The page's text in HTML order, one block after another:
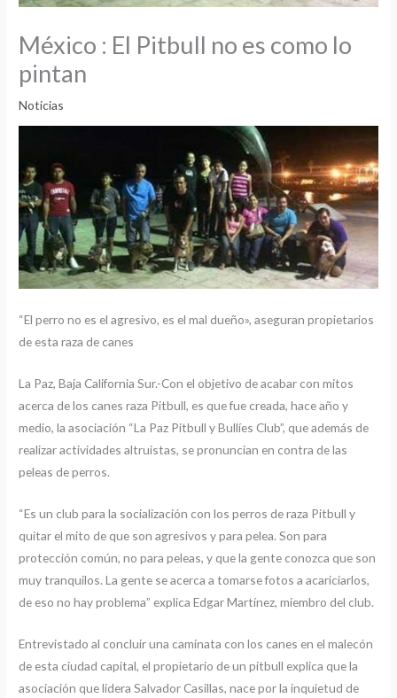
México : El Pitbull no es como lo
pintan
Noticias
“El perro no es el agresivo, es el mal dueño», aseguran propietarios
de esta raza de canes
La Paz, Baja California Sur.-Con el objetivo de acabar con mitos
acerca de los canes raza Pitbull, es que fue creada, hace año y
medio, la asociación “La Paz Pitbull y Bullíes Club”, que además de
realizar actividades altruistas, se pronuncian en contra de las
peleas de perros.
“Es un club para la socialización con los perros de raza Pitbull y
quitar el mito de que son agresivos y para pelea. Son para
protección común, no para peleas, y que la gente conozca que son
muy tranquilos. La gente se acerca a tomarse fotos a acariciarlos,
de eso no hay problema” explica Edgar Martínez, miembro del club.
Entrevistado al concluir una caminata con los canes en el malecón
de esta ciudad capital, el propietario de un pitbull explica que la
asociación que lidera Salvador Casillas, nace por la inquietud de